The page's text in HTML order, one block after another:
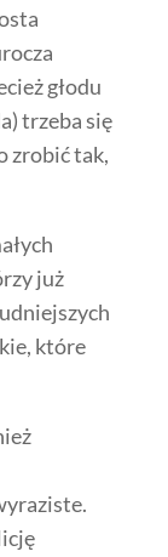
głodu
trzeba się
zrobić tak,
już
które